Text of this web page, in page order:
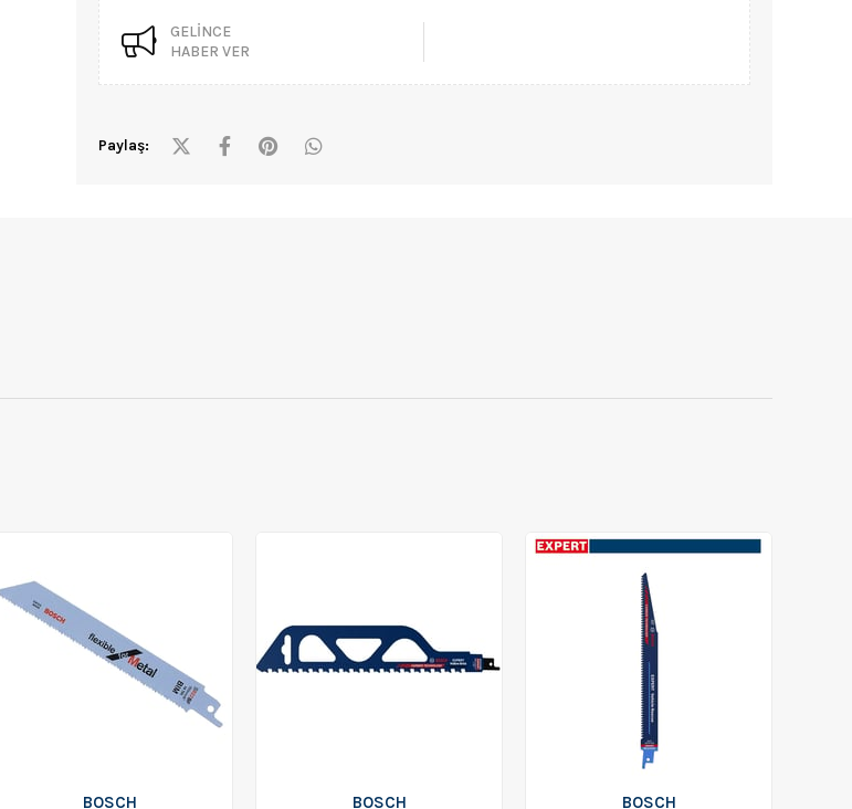
GELINCE
HABER VER
Paylaş:
BOSCH
BOSCH
BOSCH